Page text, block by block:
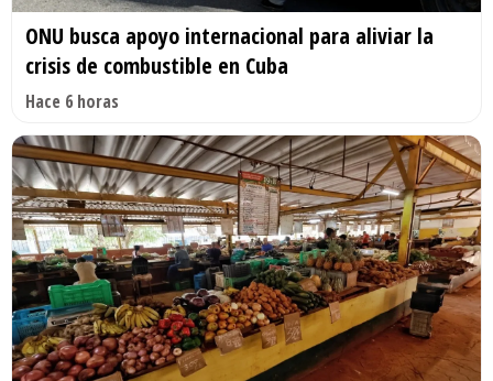
ONU busca apoyo internacional para aliviar la
crisis de combustible en Cuba
Hace 6 horas